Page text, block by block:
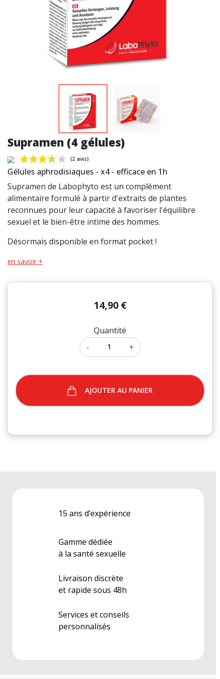
Supramen (4 gélules)
(2 avis)
Gélules aphrodisiaques - x4 - efficace en 1h
Supramen de Labophyto est un complément
alimentaire formulé à partir d'extraits de plantes
reconnues pour leur capacité à favoriser l'équilibre
sexuel et le bien-être intime des hommes.
Désormais disponible en format pocket !
en savoir +
14,90 €
Quantité
-
+
AJOUTER AU PANIER
15 ans d’expérience
Gamme dédiée
à la santé sexuelle
Livraison discrète
et rapide sous 48h
Services et conseils
personnalisés